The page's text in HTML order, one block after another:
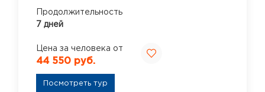
Продолжительность
7 дней
Цена за человека от
44 550 руб.
Посмотреть тур